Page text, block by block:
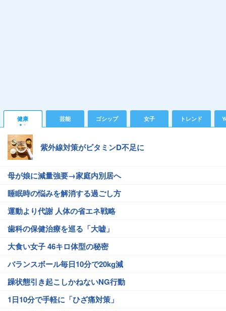
健康 芸能 ゴシップ 女子 トレンド
紫外線対策がビタミンD不足に
母が娘に減量強要→家庭内別居へ
睡眠時の悩みを解消する過ごし方
運動より代謝 人体の省エネ戦略
歯科の保健治療を巡る「大嘘」
大食い女子 46キロ体型の秘密
バランスボール毎日10分で20kg減
躁状態引き起こしかねないNG行動
1日10分で手軽に「ひざ痛対策」